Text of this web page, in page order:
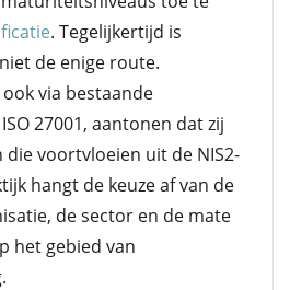
. Tegelijkertijd is
de enige route.
via bestaande
27001, aantonen dat zij
die voortvloeien uit de NIS2-
hangt de keuze af van de
de sector en de mate
het gebied van